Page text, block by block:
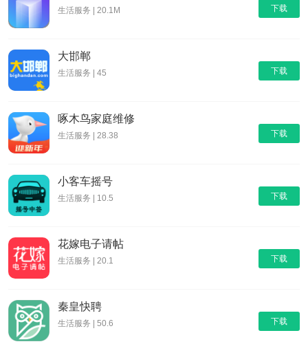
下载
生活服务 | 20.1M
下载
大邯郸
生活服务 | 45
下载
啄木鸟家庭维修
生活服务 | 28.38
下载
小客车摇号
生活服务 | 10.5
下载
花嫁电子请帖
生活服务 | 20.1
下载
秦皇快聘
生活服务 | 50.6